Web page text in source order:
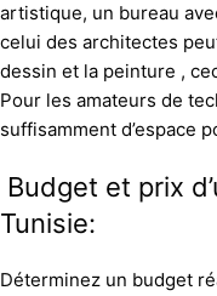
artistique, un bureau
celui des architectes
dessin et la peinture ,
Pour les amateurs de
suffisamment d’espace
Budget et prix
Tunisie:
Déterminez un budget